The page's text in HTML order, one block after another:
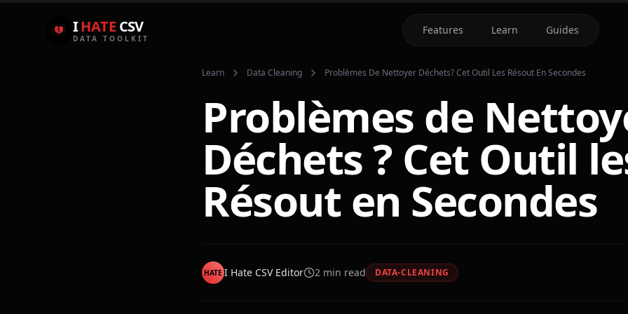
IHATE CSV
DATA TOOLKIT
Features Learn Guides
Learn Data Cleaning Problèmes De Nettoyer Déchets? Cet Outil Les Résout En Secondes
Problèmes de
Déchets ? Cet Outil
Résout en Secondes
HATE I Hate CSV Editor 2 min read DATA-CLEANING